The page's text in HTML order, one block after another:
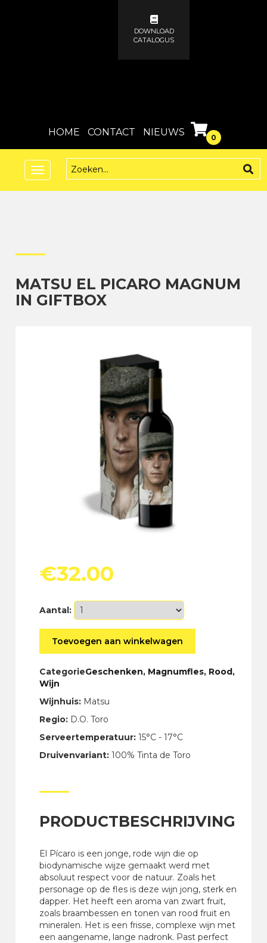
DOWNLOAD
CATALOGUS
HOME CONTACT NIEUWS 0
Toggle
MATSU EL PICARO MAGNUM
IN GIFTBOX
€32.00
Aantal:
Magnum
in
aantal
Toevoegen aan winkelwagen
CategorieGeschenken, Magnumfles, Rood,
Wijn
Wijnhuis: Matsu
Regio: D.O. Toro
Serveertemperatuur: 15°C - 17°C
Druivenvariant: 100% Tinta de Toro
PRODUCTBESCHRIJVING
El Pícaro is een jonge, rode wijn die op
biodynamische wijze gemaakt werd met
absoluut respect voor de natuur. Zoals het
personage op de fles is deze wijn jong, sterk en
dapper. Het heeft een aroma van zwart fruit,
zoals braambessen en tonen van rood fruit en
mineralen. Het is een frisse, complexe wijn met
een aangename, lange nadronk. Past perfect